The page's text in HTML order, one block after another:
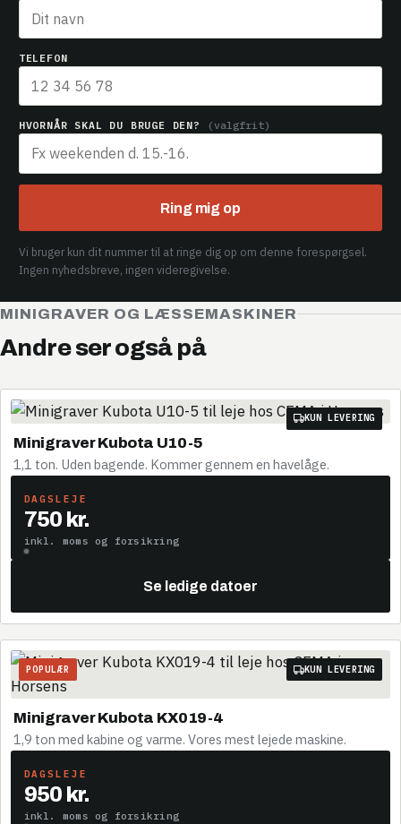
TELEFON
HVORNÅR SKAL DU BRUGE DEN? (valgfrit)
Ring mig op
Vi bruger kun dit nummer til at ringe dig op om denne forespørgsel.
Ingen nyhedsbreve, ingen videregivelse.
MINIGRAVER OG LÆSSEMASKINER
Andre ser også på
KUN LEVERING
Minigraver Kubota U10-5
1,1 ton. Uden bagende. Kommer gennem en havelåge.
DAGSLEJE
750 kr.
inkl. moms og forsikring
Se ledige datoer
POPULÆR KUN LEVERING
Minigraver Kubota KX019-4
1,9 ton med kabine og varme. Vores mest lejede maskine.
DAGSLEJE
950 kr.
inkl. moms og forsikring